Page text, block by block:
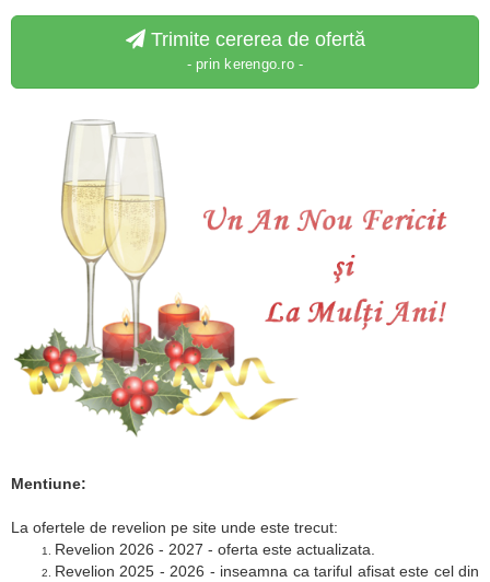
Trimite cererea de ofertă
- prin kerengo.ro -
Mentiune:
La ofertele de revelion pe site unde este trecut:
Revelion 2026 - 2027 - oferta este actualizata.
Revelion 2025 - 2026 - inseamna ca tariful afisat este cel din